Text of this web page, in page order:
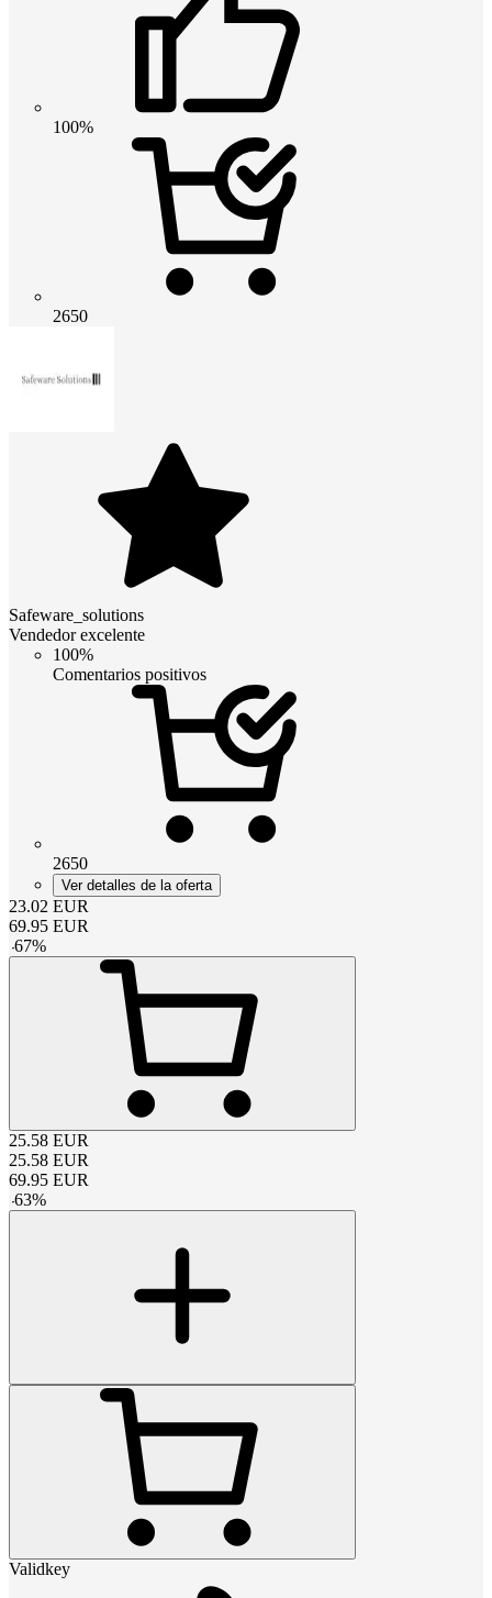
100%
2650
Safeware_solutions
Vendedor excelente
100%
Comentarios positivos
2650
Ver detalles de la oferta
23.02 EUR
69.95 EUR
-67%
25.58 EUR
25.58 EUR
69.95 EUR
-63%
Validkey